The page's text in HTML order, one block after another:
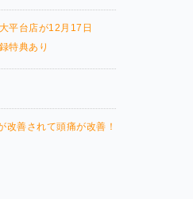
平台店が12月17日
特典あり
改善されて頭痛が改善！